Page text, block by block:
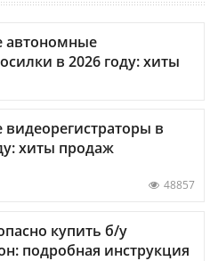
в 2026 году: хиты
в
хиты продаж
48857
купить б/у
подробная инструкция